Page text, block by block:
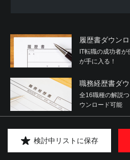
検討中リストに保存
履歴書ダウン
IT転職の成功者
が手に入る！
職務経歴書ダ
全16職種の解説
ウンロード可能